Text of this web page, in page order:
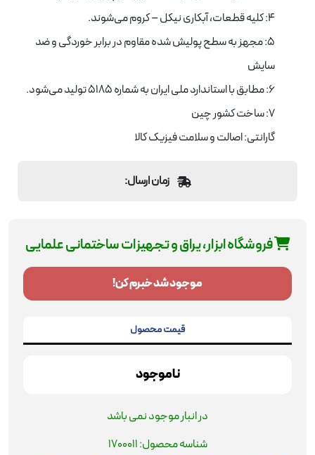
4: کلیه قطعات، آبکاری نیکل – کروم می‌شوند.
5: مجهز به سطح پولیش شده مقاوم در برابر خوردگی و ضد
سایش
6: مطابق با استاندارد ملی ایران به شماره 5185 تولید می‌شود.
7: ساخت کشور چین
گارانتی: اصالت و سلامت فیزیک کالا
زمان ارسال:
فروشگاه ابزار، یراق و تجهیزات ساختمانی علمایی
موجود شد خبرم کن!
قیمت محصول
ناموجود
در انبار موجود نمی باشد
شناسه محصول:1700011